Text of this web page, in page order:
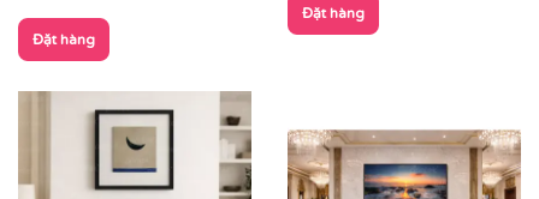
Đặt hàng
Đặt hàng